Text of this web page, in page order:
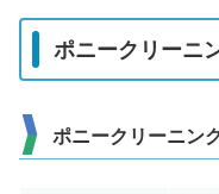
ポニークリーニ
ポニークリーニン